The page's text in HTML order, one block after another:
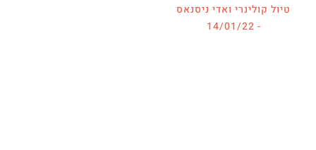
טיול קולינרי ואדי ניסנאס
- 14/01/22